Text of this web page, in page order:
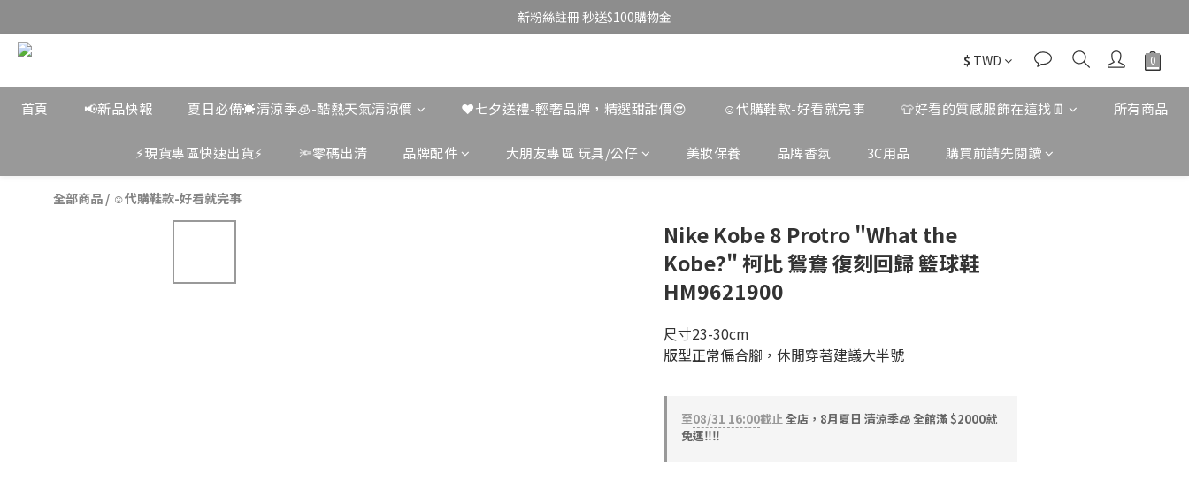
新粉絲註冊 秒送$100購物金
$ TWD
首頁 📢新品快報 夏日必備☀️清涼季🧊-酷熱天氣清涼價 ❤️七夕送禮-輕奢品牌，精選甜甜價😍 ☺︎代購鞋款-好看就完事 👕好看的質感服飾在這找👖 所有商品
⚡️現貨專區快速出貨⚡️ 🔦零碼出清 品牌配件 大朋友專區 玩具/公仔 美妝保養 品牌香氛 3C用品 購買前請先閱讀
全部商品 / ☺︎代購鞋款-好看就完事
Nike Kobe 8 Protro "What the
Kobe?" 柯比 鴛鴦 復刻回歸 籃球鞋
HM9621900
尺寸23-30cm
版型正常偏合腳，休閒穿著建議大半號
至08/31 16:00截止全店，8月夏日 清涼季🧊 全館滿 $2000就
免運‼️‼️